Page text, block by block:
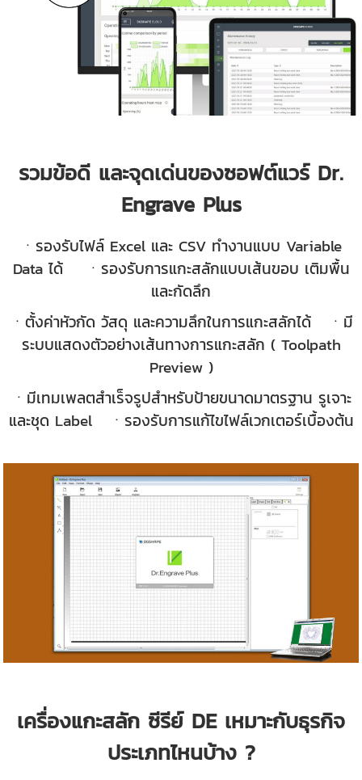
รวมข้อดี และจุดเด่นของซอฟต์แวร์ Dr.
Engrave Plus
ㆍรองรับไฟล์ Excel และ CSV ทำงานแบบ Variable
Data ได้
ㆍรองรับการแกะสลักแบบเส้นขอบ เติมพื้น
และกัดลึก
ㆍตั้งค่าหัวกัด วัสดุ และความลึกในการแกะสลักได้
ㆍ มี
ระบบแสดงตัวอย่างเส้นทางการแกะสลัก ( Toolpath
Preview )
ㆍ มีเทมเพลตสำเร็จรูปสำหรับป้ายขนาดมาตรฐาน รูเจาะ
และชุด Label
ㆍ รองรับการแก้ไขไฟล์เวกเตอร์เบื้องต้น
เครื่องแกะสลัก ซีรีย์ DE เหมาะกับธุรกิจ
ประเภทไหนบ้าง ?